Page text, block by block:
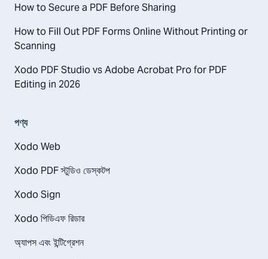
How to Secure a PDF Before Sharing
How to Fill Out PDF Forms Online Without Printing or
Scanning
Xodo PDF Studio vs Adobe Acrobat Pro for PDF
Editing in 2026
পণ্য
Xodo Web
Xodo PDF স্টুডিও ডেস্কটপ
Xodo Sign
Xodo পিডিএফ রিডার
অ্যাপস এবং ইন্টিগ্রেশন